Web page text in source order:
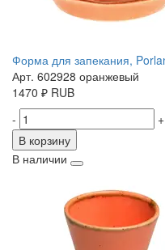
Форма для запекания,
Арт. 602928 оранжевый
1470 ₽ RUB
-
+
В корзину
В наличии